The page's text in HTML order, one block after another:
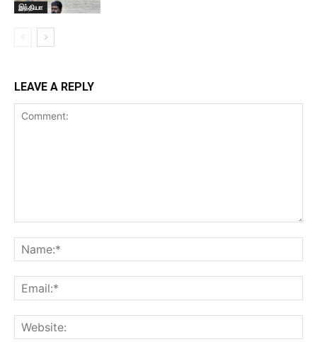
இந்தியா
LEAVE A REPLY